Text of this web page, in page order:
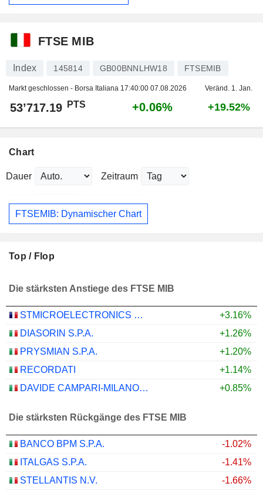
FTSE MIB
Index 145814 GB00BNNLHW18 FTSEMIB
Markt geschlossen - Borsa Italiana 17:40:00 07.08.2026 Veränd. 1. Jan.
53’717.19 PTS +0.06% +19.52%
Chart
Dauer Zeitraum
FTSEMIB: Dynamischer Chart
Top / Flop
Die stärksten Anstiege des FTSE MIB
STMICROELECTRONICS N.V.
+3.16%
DIASORIN S.P.A.
+1.26%
PRYSMIAN S.P.A.
+1.20%
RECORDATI
+1.14%
DAVIDE CAMPARI-MILANO N.V.
+0.85%
Die stärksten Rückgänge des FTSE MIB
BANCO BPM S.P.A.
-1.02%
ITALGAS S.P.A.
-1.41%
STELLANTIS N.V.
-1.66%